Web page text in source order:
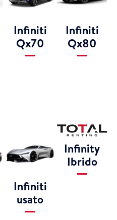
Infiniti
Qx70
Infiniti
Qx80
Infiniti
usato
Infinity
Ibrido